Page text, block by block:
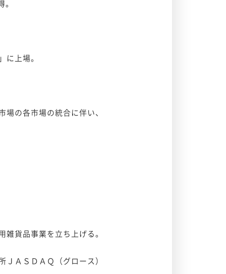
上場。
の各市場の統合に伴い、
貨品事業を立ち上げる。
ＡＳＤＡＱ（グロース）